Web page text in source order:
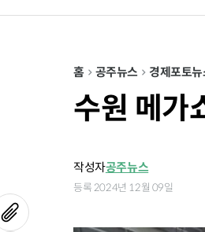
홈 공주뉴스 경제포토
수원 메가
작성자공주뉴스
등록 2024년 12월 09일